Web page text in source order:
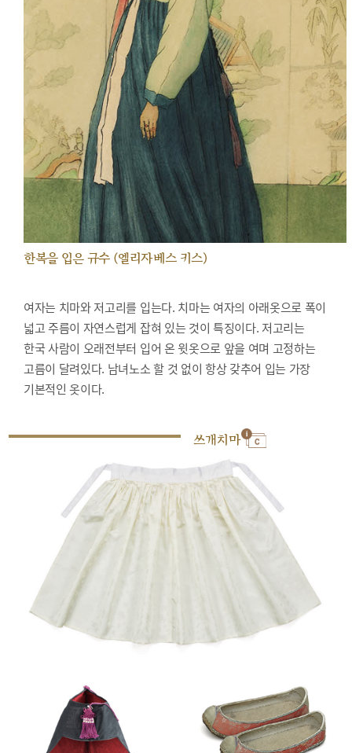
한복을 입은 규수 (엘리자베스 키스)
여자는 치마와 저고리를 입는다. 치마는 여자의 아래옷으로 폭이
넓고 주름이 자연스럽게 잡혀 있는 것이 특징이다. 저고리는
한국 사람이 오래전부터 입어 온 윗옷으로 앞을 여며 고정하는
고름이 달려있다. 남녀노소 할 것 없이 항상 갖추어 입는 가장
기본적인 옷이다.
쓰개치마